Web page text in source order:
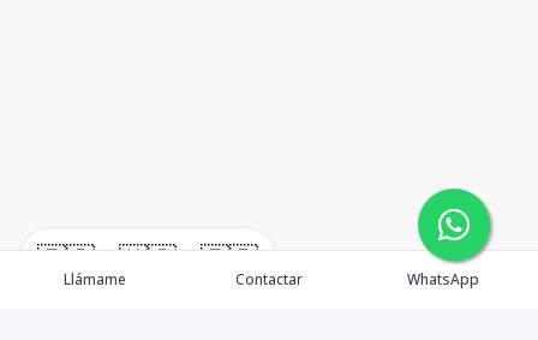
🇪🇸 🇺🇸 🇫🇷
Llámame Contactar WhatsApp